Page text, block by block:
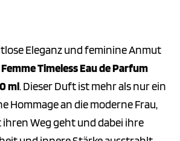
Eleganz und feminine Anmut
Timeless Eau de Parfum
ml. Dieser Duft ist mehr als nur ein
Hommage an die moderne Frau,
Weg geht und dabei ihre